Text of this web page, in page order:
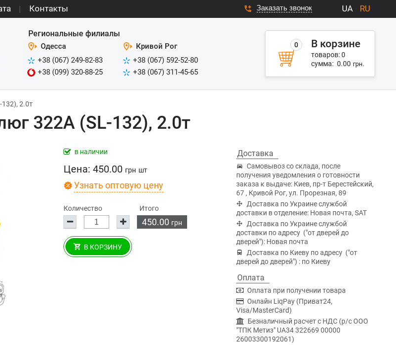
Контакты Заказать звонок UA RU
Региональные филиалы
Одесса
+38 (067) 249-82-83
+38 (099) 320-88-25
Кривой Рог
+38 (067) 592-52-80
+38 (067) 311-45-65
0 В корзине
товаров:0
сумма: 0.00 грн.
2.0т
322А (SL-132), 2.0т
в наличии
Цена: 450.00 грн шт
Узнать оптовую цену
Количество Итого
450.00 грн
В КОРЗИНУ
Доставка
Самовывоз со склада, после
получения уведомления о готовности
заказа к выдаче: Киев, пр-т Берестейский,
67 , Кривой Рог, ул. Прорезная, 89
Доставка по Украине службой
доставки в отделение: Новая почта, SAT
Доставка по Украине службой
доставки по адресу ("от дверей до
дверей"): Новая почта
Доставка по Киеву по адресу ("от
дверей до дверей") : по Киеву
Оплата
Оплата при получении товара
Онлайн LiqPay (Приват24,
Visa/MasterCard)
Безналичный расчет с НДС (р/c ООО
"ТПК Метиз" UA34 322669 00000
26003300192061)